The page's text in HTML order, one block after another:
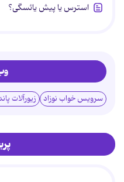
استرس یا پیش یائسگی؟
سرویس خواب نوزاد زیورآلات